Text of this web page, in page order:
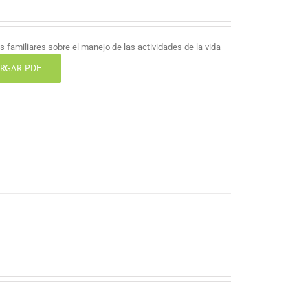
familiares sobre el manejo de las actividades de la vida
PDF